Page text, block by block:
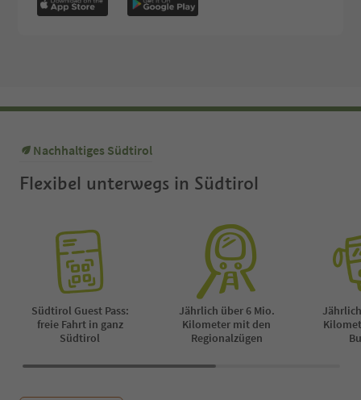
Nachhaltiges Südtirol
Flexibel unterwegs in Südtirol
Südtirol Guest Pass:
freie Fahrt in ganz
Südtirol
Jährlich über 6 Mio.
Kilometer mit den
Regionalzügen